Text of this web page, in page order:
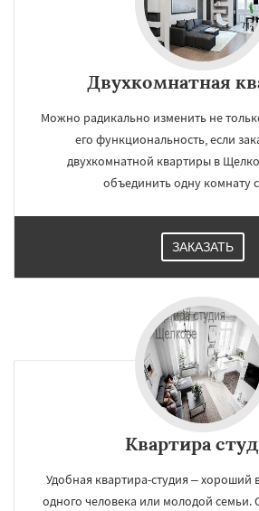
Двухкомнатная
Можно радикально изменить не
его функциональность, если
двухкомнатной квартиры в
объединить одну комнату
ЗАКАЗАТЬ
Квартира
Удобная квартира-студия – хороший
одного человека или молодой семьи.